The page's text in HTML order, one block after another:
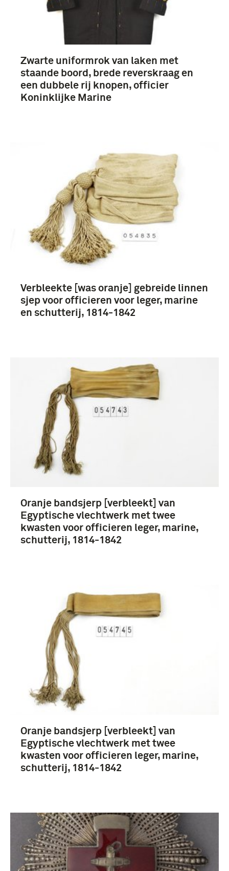
Zwarte uniformrok van laken met
staande boord, brede reverskraag en
een dubbele rij knopen, officier
Koninklijke Marine
Verbleekte [was oranje] gebreide linnen
sjep voor officieren voor leger, marine
en schutterij, 1814-1842
Oranje bandsjerp [verbleekt] van
Egyptische vlechtwerk met twee
kwasten voor officieren leger, marine,
schutterij, 1814-1842
Oranje bandsjerp [verbleekt] van
Egyptische vlechtwerk met twee
kwasten voor officieren leger, marine,
schutterij, 1814-1842